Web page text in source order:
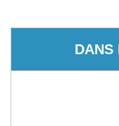
DANS